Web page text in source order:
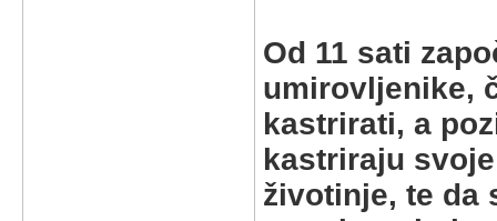
Od 11 sati
umirovljenike,
kastrirati, a
kastriraju
životinje, te da